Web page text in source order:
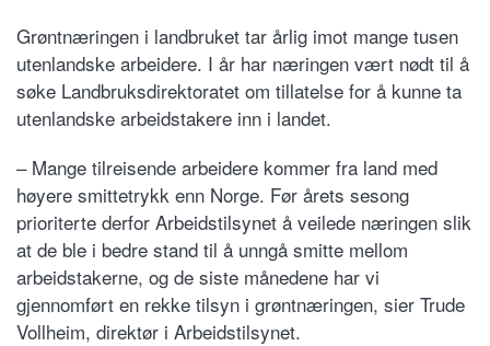
Grøntnæringen i landbruket tar årlig imot mange tusen
utenlandske arbeidere. I år har næringen vært nødt til å
søke Landbruksdirektoratet om tillatelse for å kunne ta
utenlandske arbeidstakere inn i landet.
– Mange tilreisende arbeidere kommer fra land med
høyere smittetrykk enn Norge. Før årets sesong
prioriterte derfor Arbeidstilsynet å veilede næringen slik
at de ble i bedre stand til å unngå smitte mellom
arbeidstakerne, og de siste månedene har vi
gjennomført en rekke tilsyn i grøntnæringen, sier Trude
Vollheim, direktør i Arbeidstilsynet.